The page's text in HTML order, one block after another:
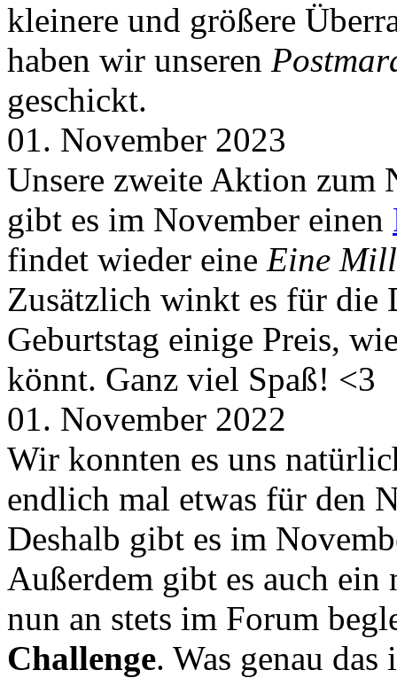
kleinere und größere
haben wir unseren
geschickt.
01. November 2023
Unsere zweite Aktion zum
gibt es im November einen
findet wieder eine Eine
Zusätzlich winkt es für die
Geburtstag einige Preis,
könnt. Ganz viel Spaß! <3
01. November 2022
Wir konnten es uns
endlich mal etwas für den
Deshalb gibt es im
Außerdem gibt es auch ein
nun an stets im Forum
Challenge. Was genau